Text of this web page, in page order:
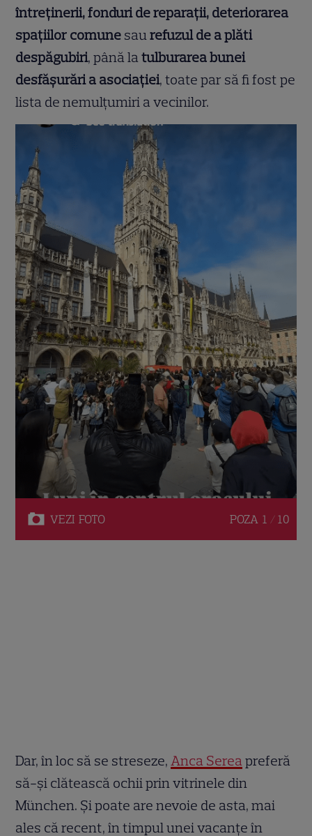
întreținerii, fonduri de reparații, deteriorarea
spațiilor comune saurefuzul de a plăti
despăgubiri, până latulburarea bunei
desfășurări a asociației, toate par să fi fost pe
lista de nemulțumiri a vecinilor.
VEZI FOTO POZA 1 / 10
Dar, în loc să se streseze, Anca Serea preferă
să-și clătească ochii prin vitrinele din
München. Și poate are nevoie de asta, mai
ales că recent, în timpul unei vacanțe în